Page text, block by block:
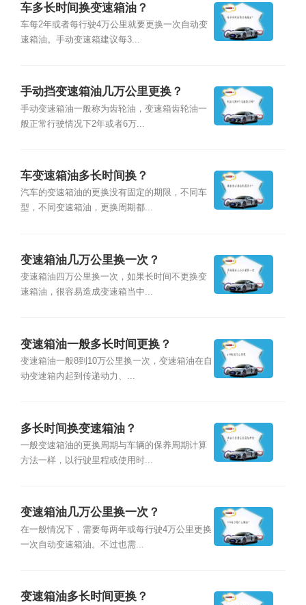
车多长时间换变速箱油？
车每2年或者每行驶4万公里就要更换一次自动变
速箱油。手动变速箱建议每3...
手动挡变速箱油几万公里更换？
手动变速箱油一般称为齿轮油，变速箱齿轮油一
般正常行驶情况下2年或者6万...
车变速箱油多长时间换？
汽车的变速箱油的更换没有固定的期限，不同车
型，不同变速箱油，更换周期都...
变速箱油几万公里换一次？
变速箱油四万公里换一次，如果长时间不更换变
速箱油，很容易造成变速箱当中...
变速箱油一般多长时间更换？
变速箱油一般8到10万公里换一次，变速箱油在自
动变速箱内起到传递动力、...
多长时间换变速箱油？
一般变速箱油的更换周期与车辆的保养周期计算
方法一样，以行驶里程或使用时...
变速箱油几万公里换一次？
在一般情况下，需要每两年或每行驶4万公里更换
一次自动变速箱油。不过也需...
变速箱油多长时间更换？